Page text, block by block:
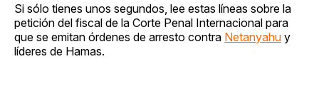
Si sólo tienes unos segundos, lee estas líneas sobre la
petición del fiscal de la Corte Penal Internacional para
que se emitan órdenes de arresto contra Netanyahu y
líderes de Hamas.